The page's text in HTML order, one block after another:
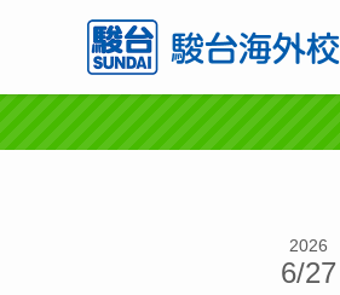
2026
6/27